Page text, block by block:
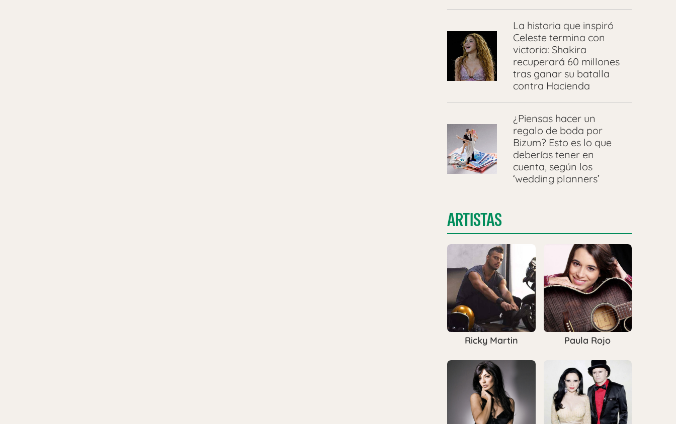
La historia que inspiró
Celeste termina con
victoria: Shakira
recuperará 60 millones
tras ganar su batalla
contra Hacienda
¿Piensas hacer un
regalo de boda por
Bizum? Esto es lo que
deberías tener en
cuenta, según los
‘wedding planners’
ARTISTAS
Ricky Martin Paula Rojo